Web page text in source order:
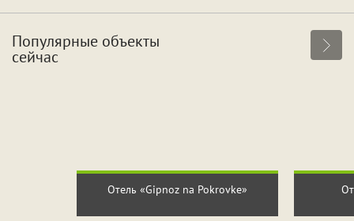
Популярные объекты
сейчас
Отель «Gipnoz na Pokrovke»